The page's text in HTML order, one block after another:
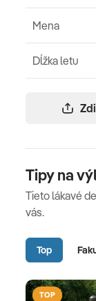
Mena
Dĺžka letu
Tipy na
Tieto lákavé
vás.
Top
TOP